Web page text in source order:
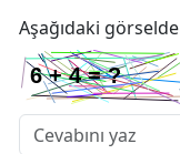
Aşağıdaki